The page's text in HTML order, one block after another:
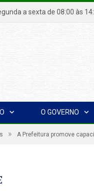
a sexta de 08:00
O GOVERNO
» A Prefeitura promove